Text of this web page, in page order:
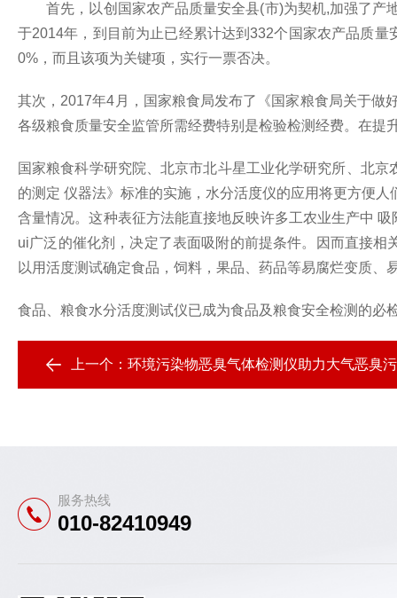
首先，以创国家农产品质量安全县(市)为契机,加强了产
于2014年，到目前为止已经累计达到332个国家农产品质
0%，而且该项为关键项，实行一票否决。
其次，2017年4月，国家粮食局发布了《国家粮食局关于做
各级粮食质量安全监管所需经费特别是检验检测经费。在
国家粮食科学研究院、北京市北斗星工业化学研究所、北京
的测定 仪器法》标准的实施，水分活度仪的应用将更方便
含量情况。这种表征方法能直接地反映许多工农业生产中
ui广泛的催化剂，决定了表面吸附的前提条件。因而直接
以用活度测试确定食品，饲料，果品、药品等易腐烂变质
食品、粮食水分活度测试仪已成为食品及粮食安全检测的必
上一个： 环境污染物恶臭气体检测仪助力大气恶臭
服务热线
010-82410949